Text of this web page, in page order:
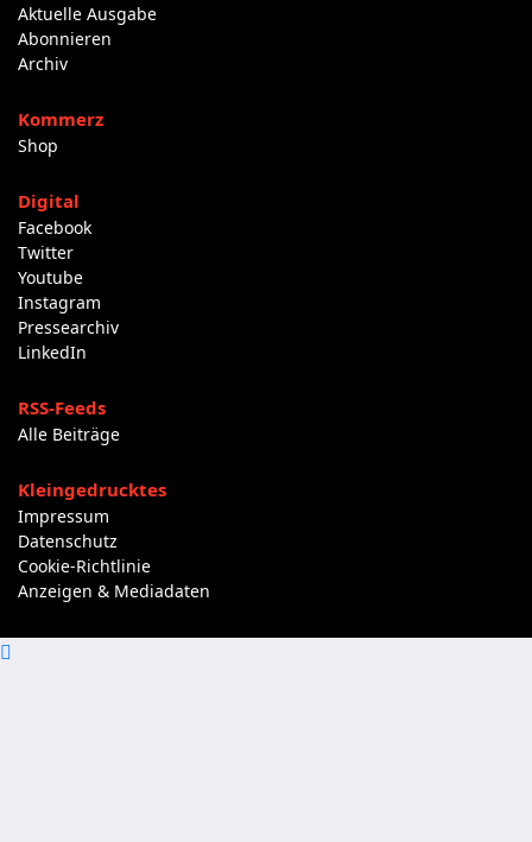
Aktuelle Ausgabe
Abonnieren
Archiv
Kommerz
Shop
Digital
Facebook
Twitter
Youtube
Instagram
Pressearchiv
LinkedIn
RSS-Feeds
Alle Beiträge
Kleingedrucktes
Impressum
Datenschutz
Cookie-Richtlinie
Anzeigen & Mediadaten